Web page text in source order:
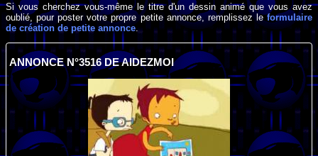
Si vous cherchez vous-même le titre d'un dessin animé que vous avez
oublié, pour poster votre propre petite annonce, remplissez leformulaire
de création de petite annonce .
ANNONCE N°3516 DE AIDEZMOI